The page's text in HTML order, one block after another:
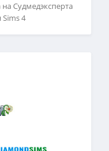
Судмедэксперта
Sims 4